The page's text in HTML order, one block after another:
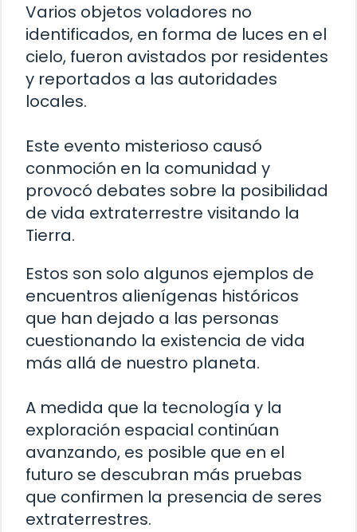
Varios objetos voladores no
identificados, en forma de luces en el
cielo, fueron avistados por residentes
y reportados a las autoridades
locales.
Este evento misterioso causó
conmoción en la comunidad y
provocó debates sobre la posibilidad
de vida extraterrestre visitando la
Tierra.
Estos son solo algunos ejemplos de
encuentros alienígenas históricos
que han dejado a las personas
cuestionando la existencia de vida
más allá de nuestro planeta.
A medida que la tecnología y la
exploración espacial continúan
avanzando, es posible que en el
futuro se descubran más pruebas
que confirmen la presencia de seres
extraterrestres.